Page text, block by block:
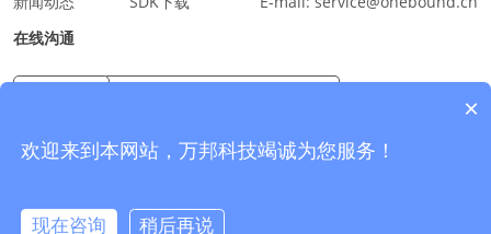
在线沟通
×
欢迎来到本网站，万邦科技竭诚为您服务！
现在咨询 稍后再说